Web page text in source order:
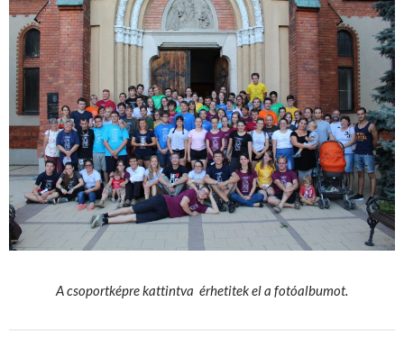
A csoportképre kattintva érhetitek el a fotóalbumot.